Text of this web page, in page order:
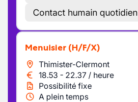
Contact humain quotidien
Menuisier (H/F/X)
Thimister-Clermont
18.53 - 22.37 / heure
Possibilité fixe
A plein temps